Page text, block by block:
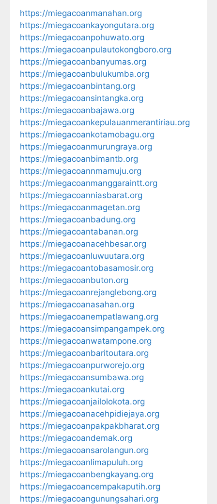
https://miegacoanmanahan.org
https://miegacoankayongutara.org
https://miegacoanpohuwato.org
https://miegacoanpulautokongboro.org
https://miegacoanbanyumas.org
https://miegacoanbulukumba.org
https://miegacoanbintang.org
https://miegacoansintangka.org
https://miegacoanbajawa.org
https://miegacoankepulauanmerantiriau.org
https://miegacoankotamobagu.org
https://miegacoanmurungraya.org
https://miegacoanbimantb.org
https://miegacoannmamuju.org
https://miegacoanmanggaraintt.org
https://miegacoanniasbarat.org
https://miegacoanmagetan.org
https://miegacoanbadung.org
https://miegacoantabanan.org
https://miegacoanacehbesar.org
https://miegacoanluwuutara.org
https://miegacoantobasamosir.org
https://miegacoanbuton.org
https://miegacoanrejanglebong.org
https://miegacoanasahan.org
https://miegacoanempatlawang.org
https://miegacoansimpangampek.org
https://miegacoanwatampone.org
https://miegacoanbaritoutara.org
https://miegacoanpurworejo.org
https://miegacoansumbawa.org
https://miegacoankutai.org
https://miegacoanjailolokota.org
https://miegacoanacehpidiejaya.org
https://miegacoanpakpakbharat.org
https://miegacoandemak.org
https://miegacoansarolangun.org
https://miegacoanlimapuluh.org
https://miegacoanbengkayang.org
https://miegacoancempakaputih.org
https://miegacoangunungsahari.org